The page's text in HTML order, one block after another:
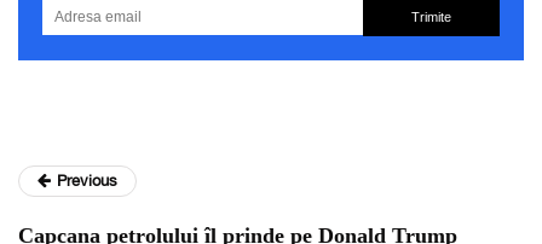
Trimite
Previous
Capcana petrolului îl prinde pe Donald Trump